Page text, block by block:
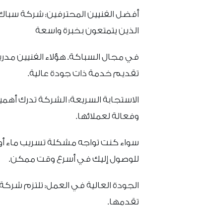
أفضل الفنيين المحترفين: شركة سباك
الذين يتمتعون بخبرة واسعة
في مجال السباكة. هؤلاء الفنيين
تقديم خدمة ذات جودة عالية.
الاستجابة السريعة: الشركة تدرك
وفعالة لعملائها.
سواء كنت تواجه مشكلة تسريب ماء أو
للوصول إليك في أسرع وقت ممكن.
الجودة العالية في العمل: تلتزم
تقدمها.